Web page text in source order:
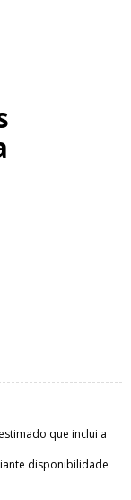
que inclui a
disponibilidade